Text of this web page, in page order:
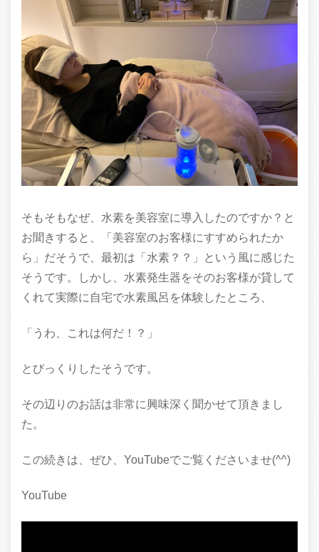
そもそもなぜ、水素を美容室に導入したのですか？と
お聞きすると、「美容室のお客様にすすめられたか
ら」だそうで、最初は「水素？？」という風に感じた
そうです。しかし、水素発生器をそのお客様が貸して
くれて実際に自宅で水素風呂を体験したところ、
「うわ、これは何だ！？」
とびっくりしたそうです。
その辺りのお話は非常に興味深く聞かせて頂きまし
た。
この続きは、ぜひ、YouTubeでご覧くださいませ(^^)
YouTube